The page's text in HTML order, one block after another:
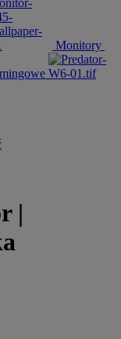
Monitory
|